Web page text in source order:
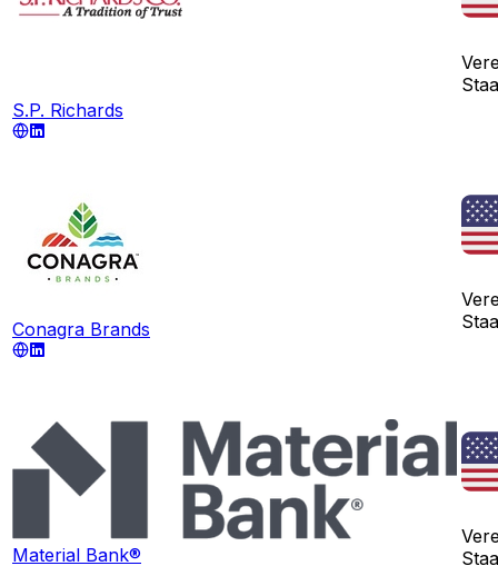
S.P. Richards
Conagra Brands
Material Bank®